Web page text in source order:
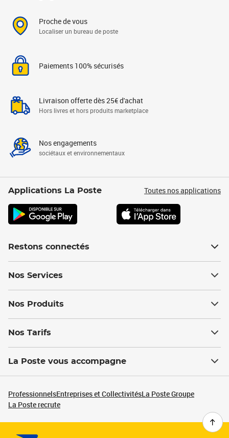
Proche de vous
Localiser un bureau de poste
Paiements 100% sécurisés
Livraison offerte dès 25€ d'achat
Hors livres et hors produits marketplace
Nos engagements
sociétaux et environnementaux
Applications La Poste Toutes nos applications
Restons connectés
Nos Services
Nos Produits
Nos Tarifs
La Poste vous accompagne
ProfessionnelsEntreprises et CollectivitésLa Poste Groupe
La Poste recrute